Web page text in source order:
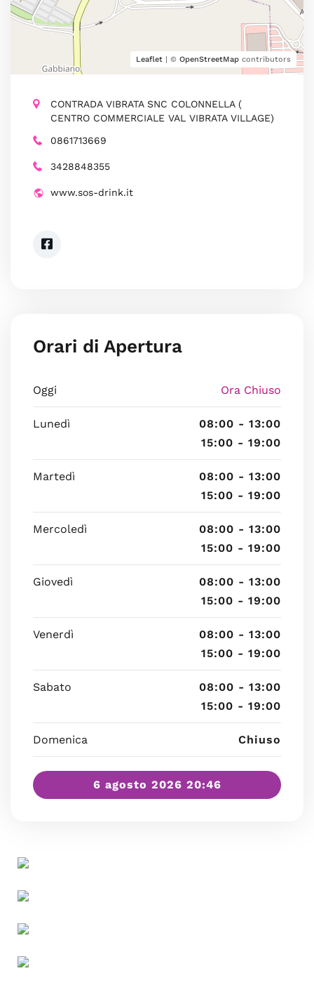
Leaflet | © OpenStreetMap contributors
CONTRADA VIBRATA SNC COLONNELLA (
CENTRO COMMERCIALE VAL VIBRATA VILLAGE)
0861713669
3428848355
www.sos-drink.it
Orari di Apertura
Oggi Ora Chiuso
Lunedì
08:00 - 13:00
15:00 - 19:00
Martedì
08:00 - 13:00
15:00 - 19:00
Mercoledì
08:00 - 13:00
15:00 - 19:00
Giovedì
08:00 - 13:00
15:00 - 19:00
Venerdì
08:00 - 13:00
15:00 - 19:00
Sabato
08:00 - 13:00
15:00 - 19:00
Domenica Chiuso
6 agosto 2026 20:46